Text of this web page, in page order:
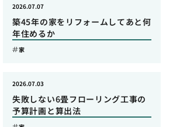
築45年の家をリフォームしてあと何
年住めるか
2026.07.07
家
失敗しない6畳フローリング工事の
予算計画と算出法
2026.07.03